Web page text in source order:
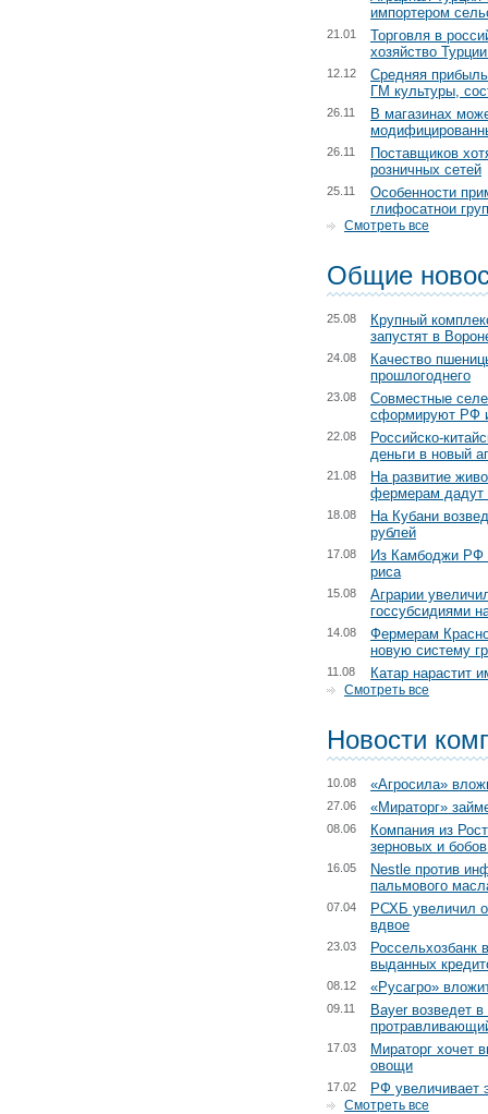
импортером
Торговля в
хозяйство
21.01
Средняя
ГМ культуры,
12.12
В магазинах
26.11
Поставщиков
розничных сетей
26.11
Особенности
глифосатнои
25.11
Смотреть все
Общие
Крупный
запустят в
25.08
Качество
прошлогоднего
24.08
Совместные
сформируют РФ
23.08
Российско-
деньги в новый
22.08
На развитие
фермерам дадут
21.08
На Кубани
рублей
18.08
Из Камбоджи РФ
риса
17.08
Аграрии
госсубсидиями
15.08
Фермерам
новую систему
14.08
Катар нарастит
11.08
Смотреть все
Новости
«Агросила»
10.08
«Мираторг»
27.06
Компания из
зерновых и
08.06
Nestle против
пальмового
16.05
РСХБ увеличил
вдвое
07.04
Россельхозбанк
выданных
23.03
«Русагро»
08.12
Bayer возведет
09.11
Мираторг хочет
овощи
17.03
РФ увеличивает
17.02
Смотреть все